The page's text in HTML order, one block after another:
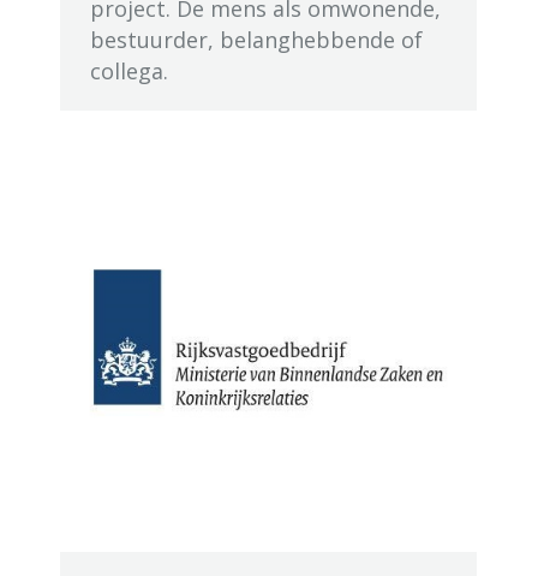
project. De mens als omwonende,
bestuurder, belanghebbende of
collega.